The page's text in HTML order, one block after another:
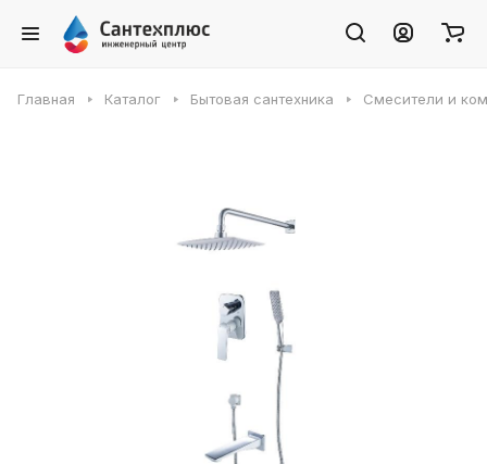
Главная Каталог Бытовая сантехника Смесители и